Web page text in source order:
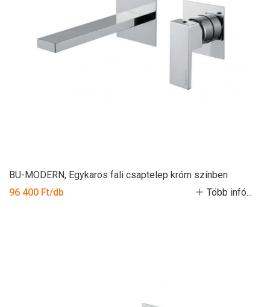
BU-MODERN, Egykaros fali csaptelep króm színben
96 400 Ft/db
Több infó...